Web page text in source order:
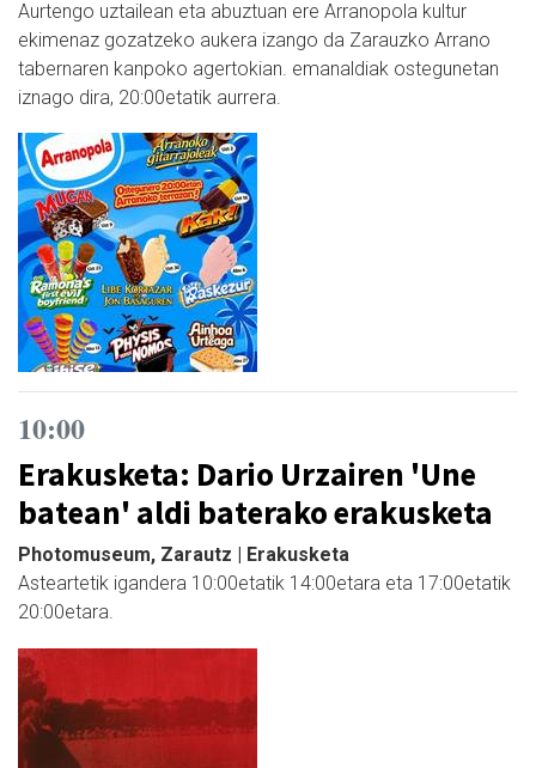
Aurtengo uztailean eta abuztuan ere Arranopola kultur
ekimenaz gozatzeko aukera izango da Zarauzko Arrano
tabernaren kanpoko agertokian. emanaldiak ostegunetan
iznago dira, 20:00etatik aurrera.
10:00
Erakusketa: Dario Urzairen 'Une
batean' aldi baterako erakusketa
Photomuseum, Zarautz | Erakusketa
Asteartetik igandera 10:00etatik 14:00etara eta 17:00etatik
20:00etara.